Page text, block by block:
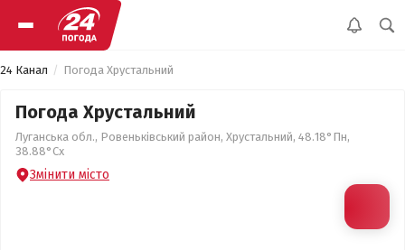
24 Канал Погода Хрустальний
Погода Хрустальний
Луганська обл., Ровеньківський район, Хрустальний, 48.18°Пн,
38.88°Сх
Змінити місто